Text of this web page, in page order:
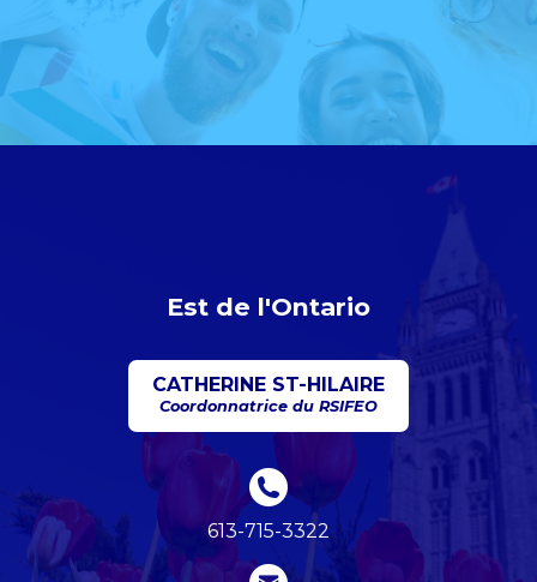
Est de l'Ontario
CATHERINE ST-HILAIRE
Coordonnatrice du RSIFEO
613-715-3322